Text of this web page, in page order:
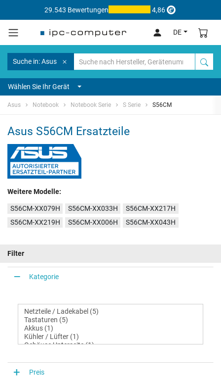
29.543 Bewertungen 4,86
DE
Suche in: Asus
Wählen Sie Ihr Gerät
Asus Notebook Notebook Serie S Serie S56CM
Asus S56CM Ersatzteile
Weitere Modelle:
S56CM-XX079H S56CM-XX033H
S56CM-XX217H
S56CM-XX219H
S56CM-XX006H S56CM-XX043H
Filter
Kategorie
Preis